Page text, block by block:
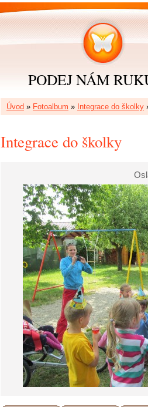
PODEJ NÁM
Úvod » Fotoalbum » Integrace do školky
Integrace do školky